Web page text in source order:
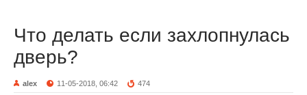
Что делать если захлопнулась
дверь?
alex 11-05-2018, 06:42 474